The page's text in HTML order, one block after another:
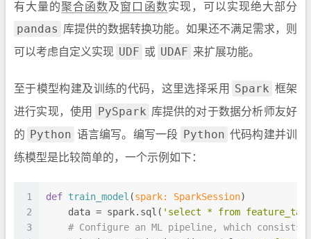
有大量的聚合函数及窗口函数实现，可以实现绝大部分
pandas 库提供的数据转换功能。如果还不满足需求，则
可以考虑自定义实现 UDF 或 UDAF 来扩展功能。
至于模型构建及训练的代码，这里选择采用 Spark 框架
进行实现，使用 PySpark 库提供的对于数据分析师友好
的 Python 语言编写。编写一段 Python 代码构建并训
练模型是比较简单的，一个示例如下：
1
2
3
def train_model (spark: SparkSession)
    data = spark.sql(
'select * from
# Configure an ML pipeline, which